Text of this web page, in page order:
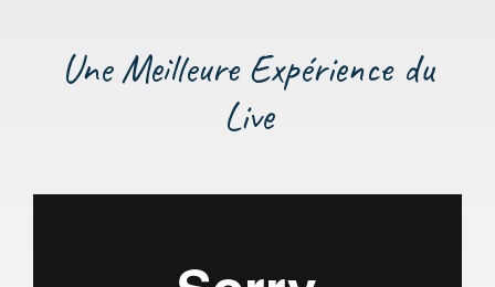
Une Meilleure Expérience du
Live